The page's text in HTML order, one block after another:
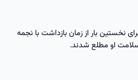
نخستین بار از زمان بازداشت با نجمه
او مطلع شدند.